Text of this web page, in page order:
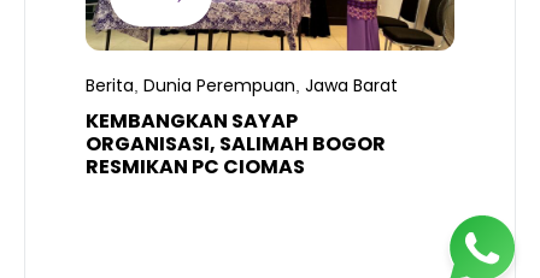
Berita Dunia Perempuan Jawa Barat
KEMBANGKAN SAYAP
ORGANISASI, SALIMAH BOGOR
RESMIKAN PC CIOMAS